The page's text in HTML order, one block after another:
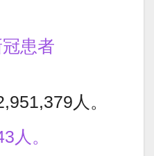
患者
人。
人。